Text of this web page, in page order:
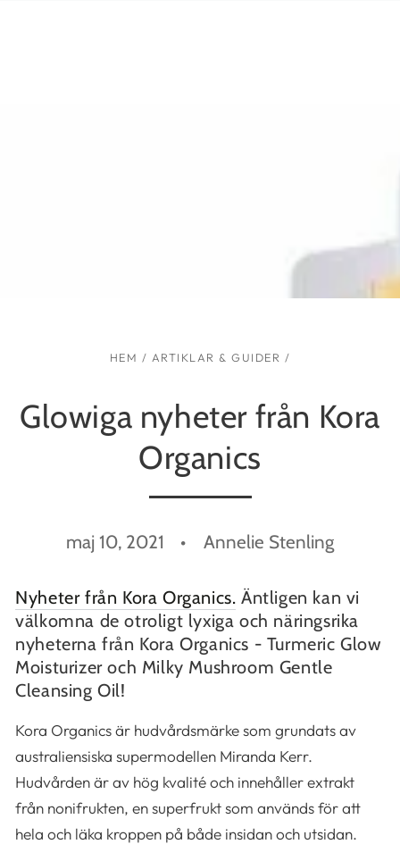
HEM / ARTIKLAR & GUIDER /
Glowiga nyheter från Kora
Organics
maj 10, 2021 Annelie Stenling
Nyheter från Kora Organics. Äntligen kan vi
välkomna de otroligt lyxiga och näringsrika
nyheterna från Kora Organics - Turmeric Glow
Moisturizer och Milky Mushroom Gentle
Cleansing Oil!
Kora Organics är hudvårdsmärke som grundats av
australiensiska supermodellen Miranda Kerr.
Hudvården är av hög kvalité och innehåller extrakt
från nonifrukten, en superfrukt som används för att
hela och läka kroppen på både insidan och utsidan.